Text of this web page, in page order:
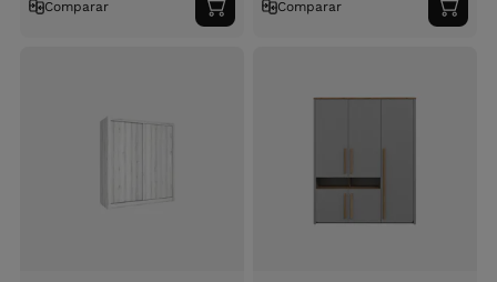
Comparar
Adicionar
ao
Comparar
ao